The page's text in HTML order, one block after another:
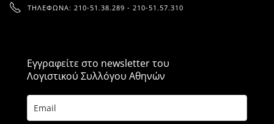
ΤΗΛΈΦΩΝΑ: 210-51.38.289 - 210-51.57.310
Εγγραφείτε στο newsletter του
Λογιστικού Συλλόγου Αθηνών